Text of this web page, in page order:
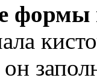
формы